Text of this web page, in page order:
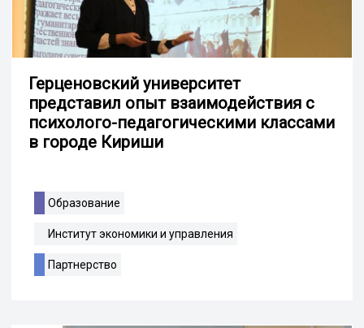
Герценовский университет
представил опыт взаимодействия с
психолого-педагогическими классами
в городе Кириши
Образование
Институт экономики и управления
Партнерство